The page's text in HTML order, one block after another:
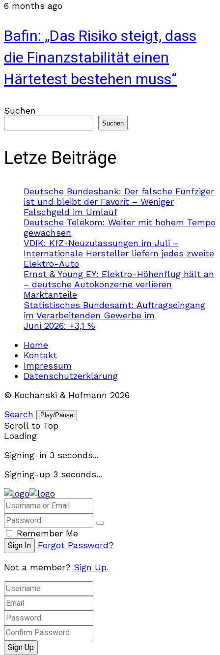
6 months ago
Bafin: „Das Risiko steigt, dass
die Finanzstabilität einen
Härtetest bestehen muss“
Suchen
Suchen
Letze Beiträge
Deutsche Bundesbank: Der falsche Fünfziger
ist und bleibt der Favorit – Weniger
Falschgeld im Umlauf
Deutsche Telekom: Weiter mit hohem Tempo
gewachsen
VDIK: KfZ-Neuzulassungen im Juli –
Internationale Hersteller liefern jedes zweite
Elektro-Auto
Ernst & Young EY: Elektro-Höhenflug hält an
– deutsche Autokonzerne verlieren
Marktanteile
Statistisches Bundesamt: Auftragseingang
im Verarbeitenden Gewerbe im
Juni 2026: +3,1 %
Home
Kontakt
Impressum
Datenschutzerklärung
© Kochanski & Hofmann 2026
Search
Play/Pause
Scroll to Top
Loading
Signing-in 3 seconds...
Signing-up 3 seconds...
Remember Me
Forgot Password?
Not a member? Sign Up.